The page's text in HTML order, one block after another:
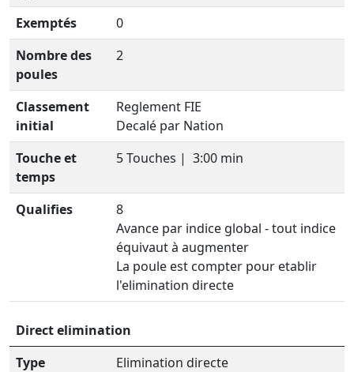
Exemptés
0
Nombre des
poules
2
Classement
initial
Reglement FIE
Decalé par Nation
Touche et
temps
5 Touches | 3:00 min
Qualifies
8
Avance par indice global - tout indice
équivaut à augmenter
La poule est compter pour etablir
l'elimination directe
Direct elimination
Type
Elimination directe